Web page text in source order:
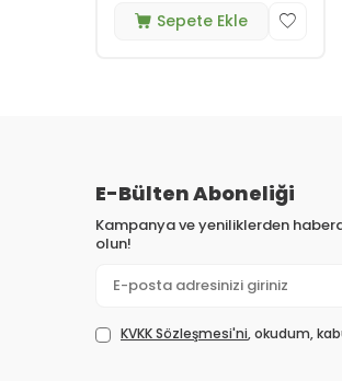
Sepete Ekle
E-Bülten Aboneliği
Kampanya ve yeniliklerden
olun!
KVKK Sözleşmesi'ni, okudum,